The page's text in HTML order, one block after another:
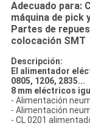
Adecuado para:
máquina de pick
Partes de
colocación SMT
Descripción:
El alimentador
0805, 1206, 2835...
8 mm eléctricos
- Alimentación
- Alimentación
- CL 0201